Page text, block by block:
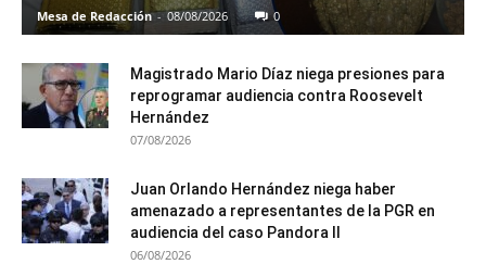
Mesa de Redacción - 08/08/2026 0
Magistrado Mario Díaz niega presiones para
reprogramar audiencia contra Roosevelt
Hernández
07/08/2026
Juan Orlando Hernández niega haber
amenazado a representantes de la PGR en
audiencia del caso Pandora II
06/08/2026